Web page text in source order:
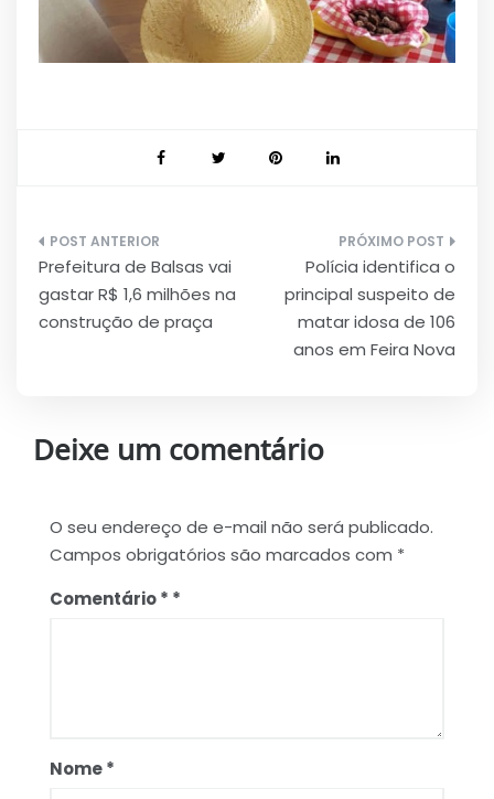
Navegação
de
Post
Prefeitura de Balsas vai
gastar R$ 1,6 milhões na
construção de praça
Polícia identifica o
principal suspeito de
matar idosa de 106
anos em Feira Nova
Deixe um comentário
O seu endereço de e-mail não será publicado.
Campos obrigatórios são marcados com *
Comentário*
Nome*